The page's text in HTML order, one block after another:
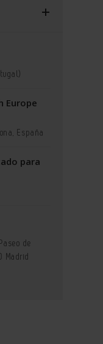
Europe
España
para
de
Madrid